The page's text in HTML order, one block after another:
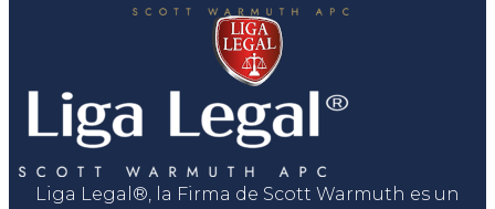
Liga Legal®, la Firma de Scott Warmuth es un